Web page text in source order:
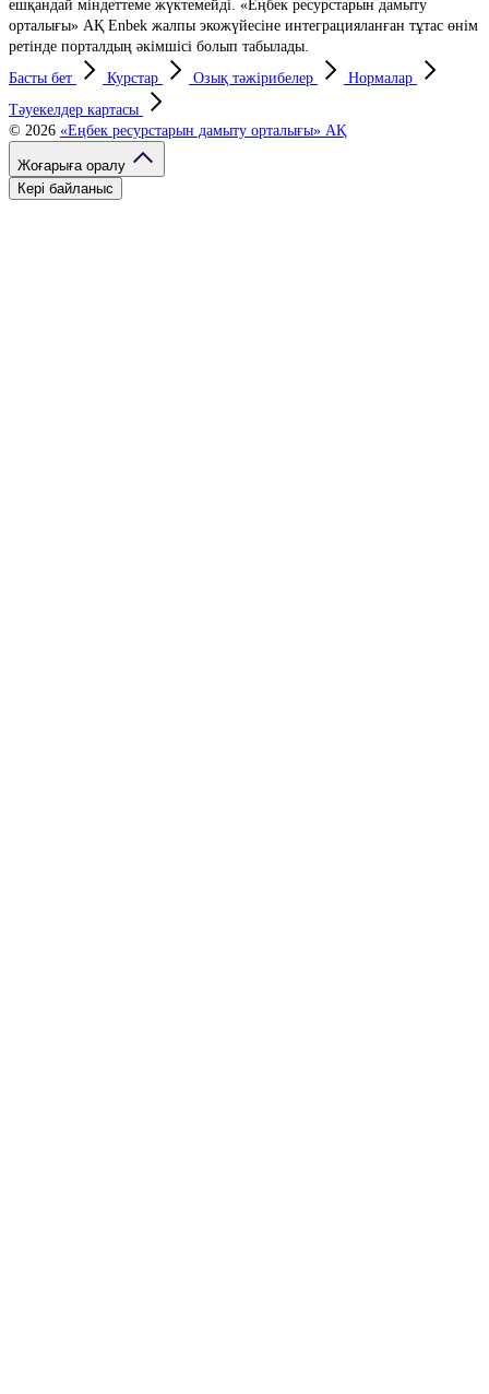
ешқандай міндеттеме жүктемейді. «Еңбек ресурстарын дамыту
орталығы» АҚ Enbek жалпы экожүйесіне интеграцияланған тұтас өнім
ретінде порталдың әкімшісі болып табылады.
Басты бет
Курстар Озық тәжірибелер
Нормалар
Тәуекелдер картасы
© 2026 «Еңбек ресурстарын дамыту орталығы» АҚ
Жоғарыға оралу
Кері байланыс